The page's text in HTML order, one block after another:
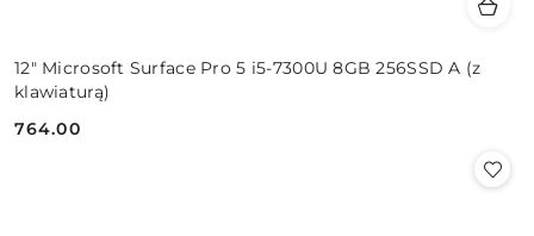
12" Microsoft Surface Pro 5 i5-7300U 8GB 256SSD A (z
klawiaturą)
Cena:
764.00